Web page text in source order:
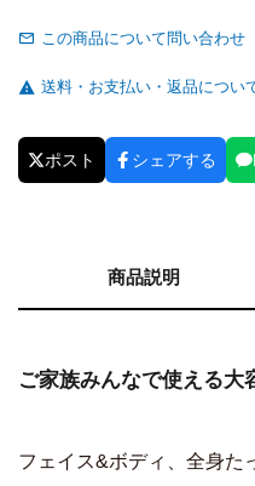
この商品について問い合わせ
送料・お支払い・返品につい
ポスト シェアする
商品説明
ご家族みんなで使える大
フェイス&ボディ、全身た